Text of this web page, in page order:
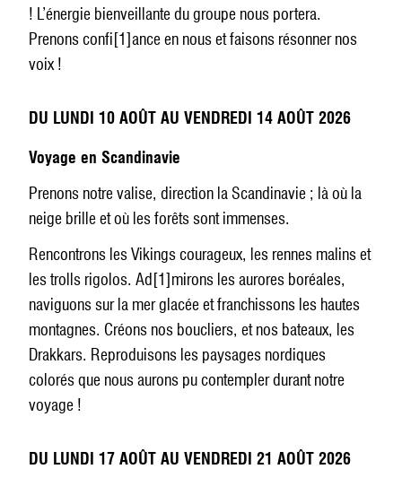
! L’énergie bienveillante du groupe nous portera.
Prenons confi[1]ance en nous et faisons résonner nos
voix !
DU LUNDI 10 AOÛT AU VENDREDI 14 AOÛT 2026
Voyage en Scandinavie
Prenons notre valise, direction la Scandinavie ; là où la
neige brille et où les forêts sont immenses.
Rencontrons les Vikings courageux, les rennes malins et
les trolls rigolos. Ad[1]mirons les aurores boréales,
naviguons sur la mer glacée et franchissons les hautes
montagnes. Créons nos boucliers, et nos bateaux, les
Drakkars. Reproduisons les paysages nordiques
colorés que nous aurons pu contempler durant notre
voyage !️
DU LUNDI 17 AOÛT AU VENDREDI 21 AOÛT 2026